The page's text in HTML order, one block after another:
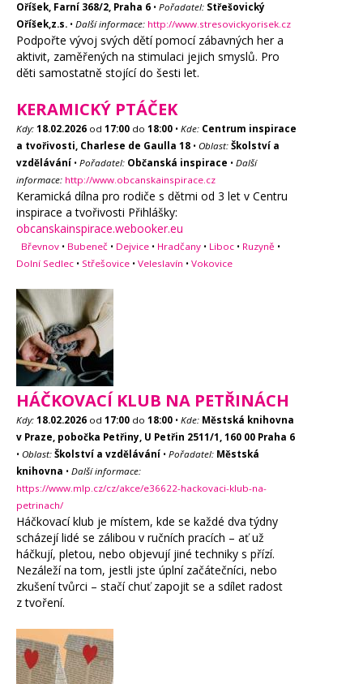
Oříšek, Farní 368/2, Praha 6 • Pořadatel: Střešovický
Oříšek,z.s. • Další informace: http://www.stresovickyorisek.cz
Podpořte vývoj svých dětí pomocí zábavných her a
aktivit, zaměřených na stimulaci jejich smyslů. Pro
děti samostatně stojící do šesti let.
KERAMICKÝ PTÁČEK
Kdy: 18.02.2026 od 17:00 do 18:00 • Kde: Centrum inspirace
a tvořivosti, Charlese de Gaulla 18 • Oblast: Školství a
vzdělávání • Pořadatel: Občanská inspirace • Další
informace: http://www.obcanskainspirace.cz
Keramická dílna pro rodiče s dětmi od 3 let v Centru
inspirace a tvořivosti Přihlášky:
obcanskainspirace.webooker.eu
Břevnov • Bubeneč • Dejvice • Hradčany • Liboc • Ruzyně •
Dolní Sedlec • Střešovice • Veleslavín • Vokovice
HÁČKOVACÍ KLUB NA PETŘINÁCH
Kdy: 18.02.2026 od 17:00 do 18:00 • Kde: Městská knihovna
v Praze, pobočka Petřiny, U Petřin 2511/1, 160 00 Praha 6
• Oblast: Školství a vzdělávání • Pořadatel: Městská
knihovna • Další informace:
https://www.mlp.cz/cz/akce/e36622-hackovaci-klub-na-
petrinach/
Háčkovací klub je místem, kde se každé dva týdny
scházejí lidé se zálibou v ručních pracích – ať už
háčkují, pletou, nebo objevují jiné techniky s přízí.
Nezáleží na tom, jestli jste úplní začátečníci, nebo
zkušení tvůrci – stačí chuť zapojit se a sdílet radost
z tvoření.